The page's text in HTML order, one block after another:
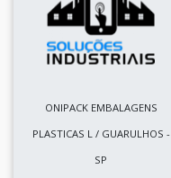
ONIPACK EMBALAGENS
PLASTICAS L / GUARULHOS -
SP